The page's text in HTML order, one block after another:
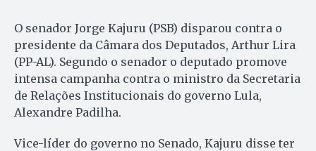
O senador Jorge Kajuru (PSB) disparou contra o
presidente da Câmara dos Deputados, Arthur Lira
(PP-AL). Segundo o senador o deputado promove
intensa campanha contra o ministro da Secretaria
de Relações Institucionais do governo Lula,
Alexandre Padilha.
Vice-líder do governo no Senado, Kajuru disse ter